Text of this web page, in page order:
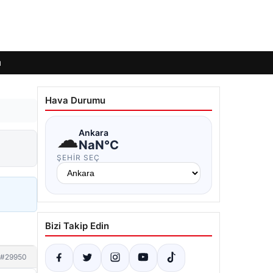
#29950
Hava Durumu
☁Ankara
NaN°C
ŞEHIR SEÇ
Bizi Takip Edin